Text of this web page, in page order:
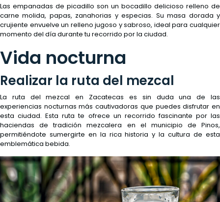
Las empanadas de picadillo son un bocadillo delicioso relleno de
carne molida, papas, zanahorias y especias. Su masa dorada y
crujiente envuelve un relleno jugoso y sabroso, ideal para cualquier
momento del día durante tu recorrido por la ciudad.
Vida nocturna
Realizar la ruta del mezcal
La ruta del mezcal en Zacatecas es sin duda una de las
experiencias nocturnas más cautivadoras que puedes disfrutar en
esta ciudad. Esta ruta te ofrece un recorrido fascinante por las
haciendas de tradición mezcalera en el municipio de Pinos,
permitiéndote sumergirte en la rica historia y la cultura de esta
emblemática bebida.